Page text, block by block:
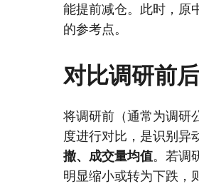
能提前减仓。此时，原
的参考点。
对比调研前
将调研前（通常为调研
度进行对比，是识别异
撤、成交量均值。若调
明显缩小或转为下跌，